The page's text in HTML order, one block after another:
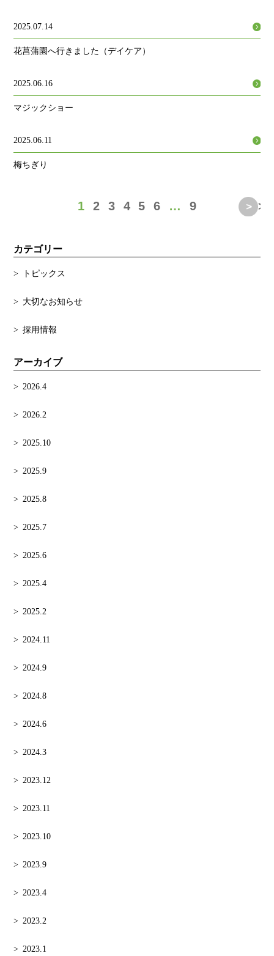
2025.07.14
花菖蒲園へ行きました（デイケア）
2025.06.16
マジックショー
2025.06.11
梅ちぎり
1 2 3 4 5 6 … 9 >
カテゴリー
トピックス
大切なお知らせ
採用情報
アーカイブ
2026.4
2026.2
2025.10
2025.9
2025.8
2025.7
2025.6
2025.4
2025.2
2024.11
2024.9
2024.8
2024.6
2024.3
2023.12
2023.11
2023.10
2023.9
2023.4
2023.2
2023.1